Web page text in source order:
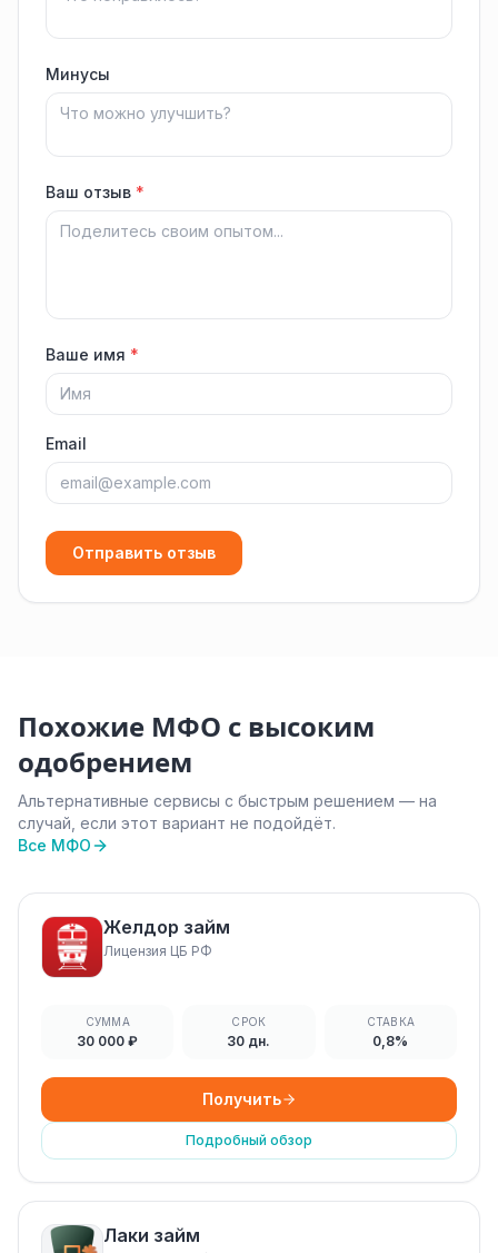
Минусы
Ваш отзыв *
Ваше имя *
Email
Отправить отзыв
Похожие МФО с высоким
одобрением
Альтернативные сервисы с быстрым решением — на
случай, если этот вариант не подойдёт.
Все МФО
Желдор займ
Лицензия ЦБ РФ
СУММА
30 000 ₽
СРОК
30 дн.
СТАВКА
0,8%
Получить
Подробный обзор
Лаки займ